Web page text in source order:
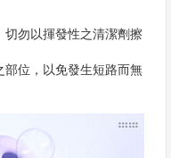
勿以揮發性之清潔劑擦
位，以免發生短路而無